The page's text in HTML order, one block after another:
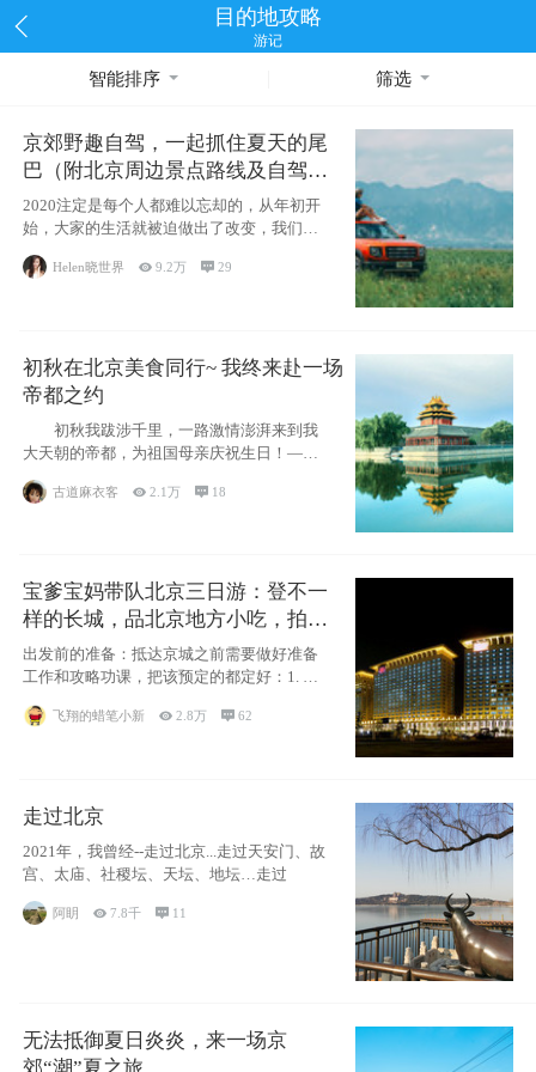
目的地攻略
游记
智能排序 筛选
京郊野趣自驾，一起抓住夏天的尾
巴（附北京周边景点路线及自驾攻
略）
2020注定是每个人都难以忘却的，从年初开
始，大家的生活就被迫做出了改变，我们也
不例外。本来双双辞职是为
Helen晓世界 9.2万 29
初秋在北京美食同行~ 我终来赴一场
帝都之约
初秋我跋涉千里，一路激情澎湃来到我
大天朝的帝都，为祖国母亲庆祝生日！——
古道麻衣客 2.1万  18
宝爹宝妈带队北京三日游：登不一
样的长城，品北京地方小吃，拍盘
古七星夜景！
出发前的准备：抵达京城之前需要做好准备
工作和攻略功课，把该预定的都定好：1. 酒
飞翔的蜡笔小新 2.8万 62
走过北京
2021年，我曾经--走过北京...走过天安门、故
宫、太庙、社稷坛、天坛、地坛…走过
阿眀 7.8千  11
无法抵御夏日炎炎，来一场京